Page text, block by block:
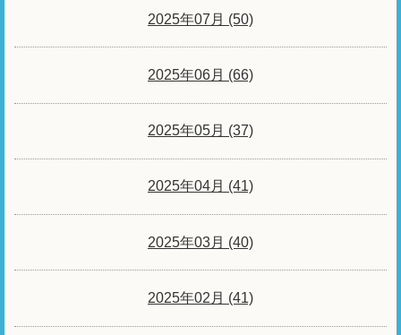
2025年07月 (50)
2025年06月 (66)
2025年05月 (37)
2025年04月 (41)
2025年03月 (40)
2025年02月 (41)